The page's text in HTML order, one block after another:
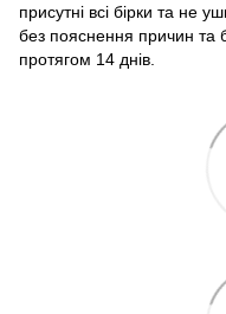
присутні всі бірки та не
без пояснення причин та
протягом 14 днів.